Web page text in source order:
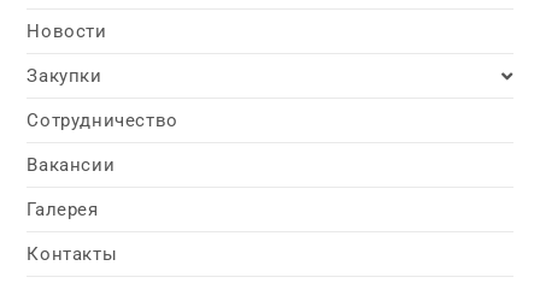
Новости
Закупки
Сотрудничество
Вакансии
Галерея
Контакты